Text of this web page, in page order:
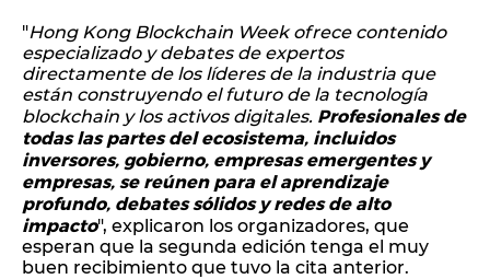
"Hong Kong Blockchain Week ofrece contenido
especializado y debates de expertos
directamente de los líderes de la industria que
están construyendo el futuro de la tecnología
blockchain y los activos digitales. Profesionales de
todas las partes del ecosistema, incluidos
inversores, gobierno, empresas emergentes y
empresas, se reúnen para el aprendizaje
profundo, debates sólidos y redes de alto
impacto", explicaron los organizadores, que
esperan que la segunda edición tenga el muy
buen recibimiento que tuvo la cita anterior.